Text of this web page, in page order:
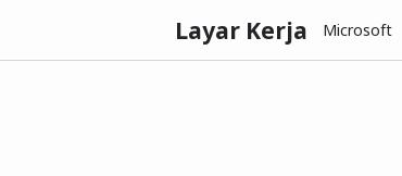
Layar Kerja Microsoft